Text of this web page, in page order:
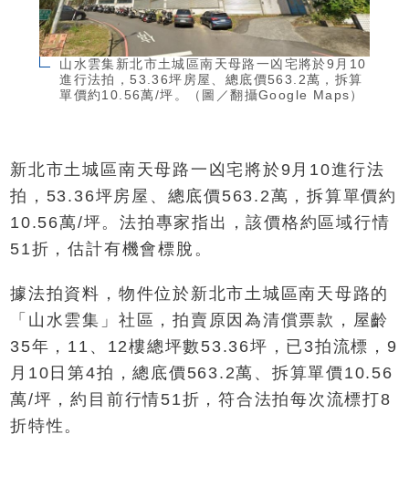
山水雲集新北市土城區南天母路一凶宅將於9月10
進行法拍，53.36坪房屋、總底價563.2萬，拆算
單價約10.56萬/坪。（圖／翻攝Google Maps）
新北市土城區南天母路一凶宅將於9月10進行法
拍，53.36坪房屋、總底價563.2萬，拆算單價約
10.56萬/坪。法拍專家指出，該價格約區域行情
51折，估計有機會標脫。
據法拍資料，物件位於新北市土城區南天母路的
「山水雲集」社區，拍賣原因為清償票款，屋齡
35年，11、12樓總坪數53.36坪，已3拍流標，9
月10日第4拍，總底價563.2萬、拆算單價10.56
萬/坪，約目前行情51折，符合法拍每次流標打8
折特性。